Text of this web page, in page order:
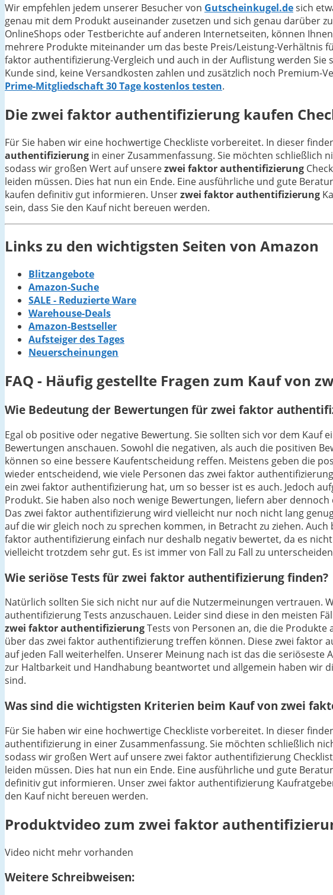
Wir empfehlen jedem unserer Besucher von Gutscheinkugel.desich
genau mit dem Produkt auseinander zusetzen und sich genau darüber
OnlineShops oder Testberichte auf anderen Internetseiten, können
mehrere Produkte miteinander um das beste Preis/Leistung-Verhältnis
faktor authentifizierung-Vergleich und auch in der Auflistung werden Sie
Kunde sind, keine Versandkosten zahlen und zusätzlich noch Premium-
Prime-Mitgliedschaft 30 Tage kostenlos testen.
Diezwei faktor authentifizierung kaufen
Für Sie haben wir eine hochwertige Checkliste vorbereitet. In dieser
authentifizierung in einer Zusammenfassung. Sie möchten schließlich
sodass wir großen Wert auf unserezwei faktor authentifizierung
leiden müssen. Dies hat nun ein Ende. Eine ausführliche und gute
kaufen definitiv gut informieren. Unserzwei faktor authentifizierung
sein, dass Sie den Kauf nicht bereuen werden.
Links zu den wichtigsten Seiten von Amazon
Blitzangebote
Amazon-Suche
SALE - Reduzierte Ware
Warehouse-Deals
Amazon-Bestseller
Aufsteiger des Tages
Neuerscheinungen
FAQ - Häufig gestellte Fragen zum Kauf von
Wie Bedeutung der Bewertungen für zwei faktor
Egal ob positive oder negative Bewertung. Sie sollten sich vor dem
Bewertungen anschauen. Sowohl die negativen, als auch die positiven
können so eine bessere Kaufentscheidung reffen. Meistens geben die
wieder entscheidend, wie viele Personen das zwei faktor
ein zwei faktor authentifizierung hat, um so besser ist es auch. Jedoch
Produkt. Sie haben also noch wenige Bewertungen, liefern aber
Das zwei faktor authentifizierung wird vielleicht nur noch nicht lang
auf die wir gleich noch zu sprechen kommen, in Betracht zu ziehen.
faktor authentifizierung einfach nur deshalb negativ bewertet, da es
vielleicht trotzdem sehr gut. Es ist immer von Fall zu Fall zu
Wie seriöse Tests für zwei faktor authentifizierung finden?
Natürlich sollten Sie sich nicht nur auf die Nutzermeinungen vertrauen.
authentifizierung Tests anzuschauen. Leider sind diese in den meisten
zwei faktor authentifizierungTests von Personen an, die die
über das zwei faktor authentifizierung treffen können. Diese zwei
auf jeden Fall weiterhelfen. Unserer Meinung nach ist das die
zur Haltbarkeit und Handhabung beantwortet und allgemein haben wir
sind.
Was sind die wichtigsten Kriterien beim Kauf von zwei
Für Sie haben wir eine hochwertige Checkliste vorbereitet. In dieser
authentifizierung in einer Zusammenfassung. Sie möchten schließlich
sodass wir großen Wert auf unsere zwei faktor authentifizierung
leiden müssen. Dies hat nun ein Ende. Eine ausführliche und gute
definitiv gut informieren. Unser zwei faktor authentifizierung
den Kauf nicht bereuen werden.
Produktvideo zum zwei faktor
Video nicht mehr vorhanden
Weitere Schreibweisen: